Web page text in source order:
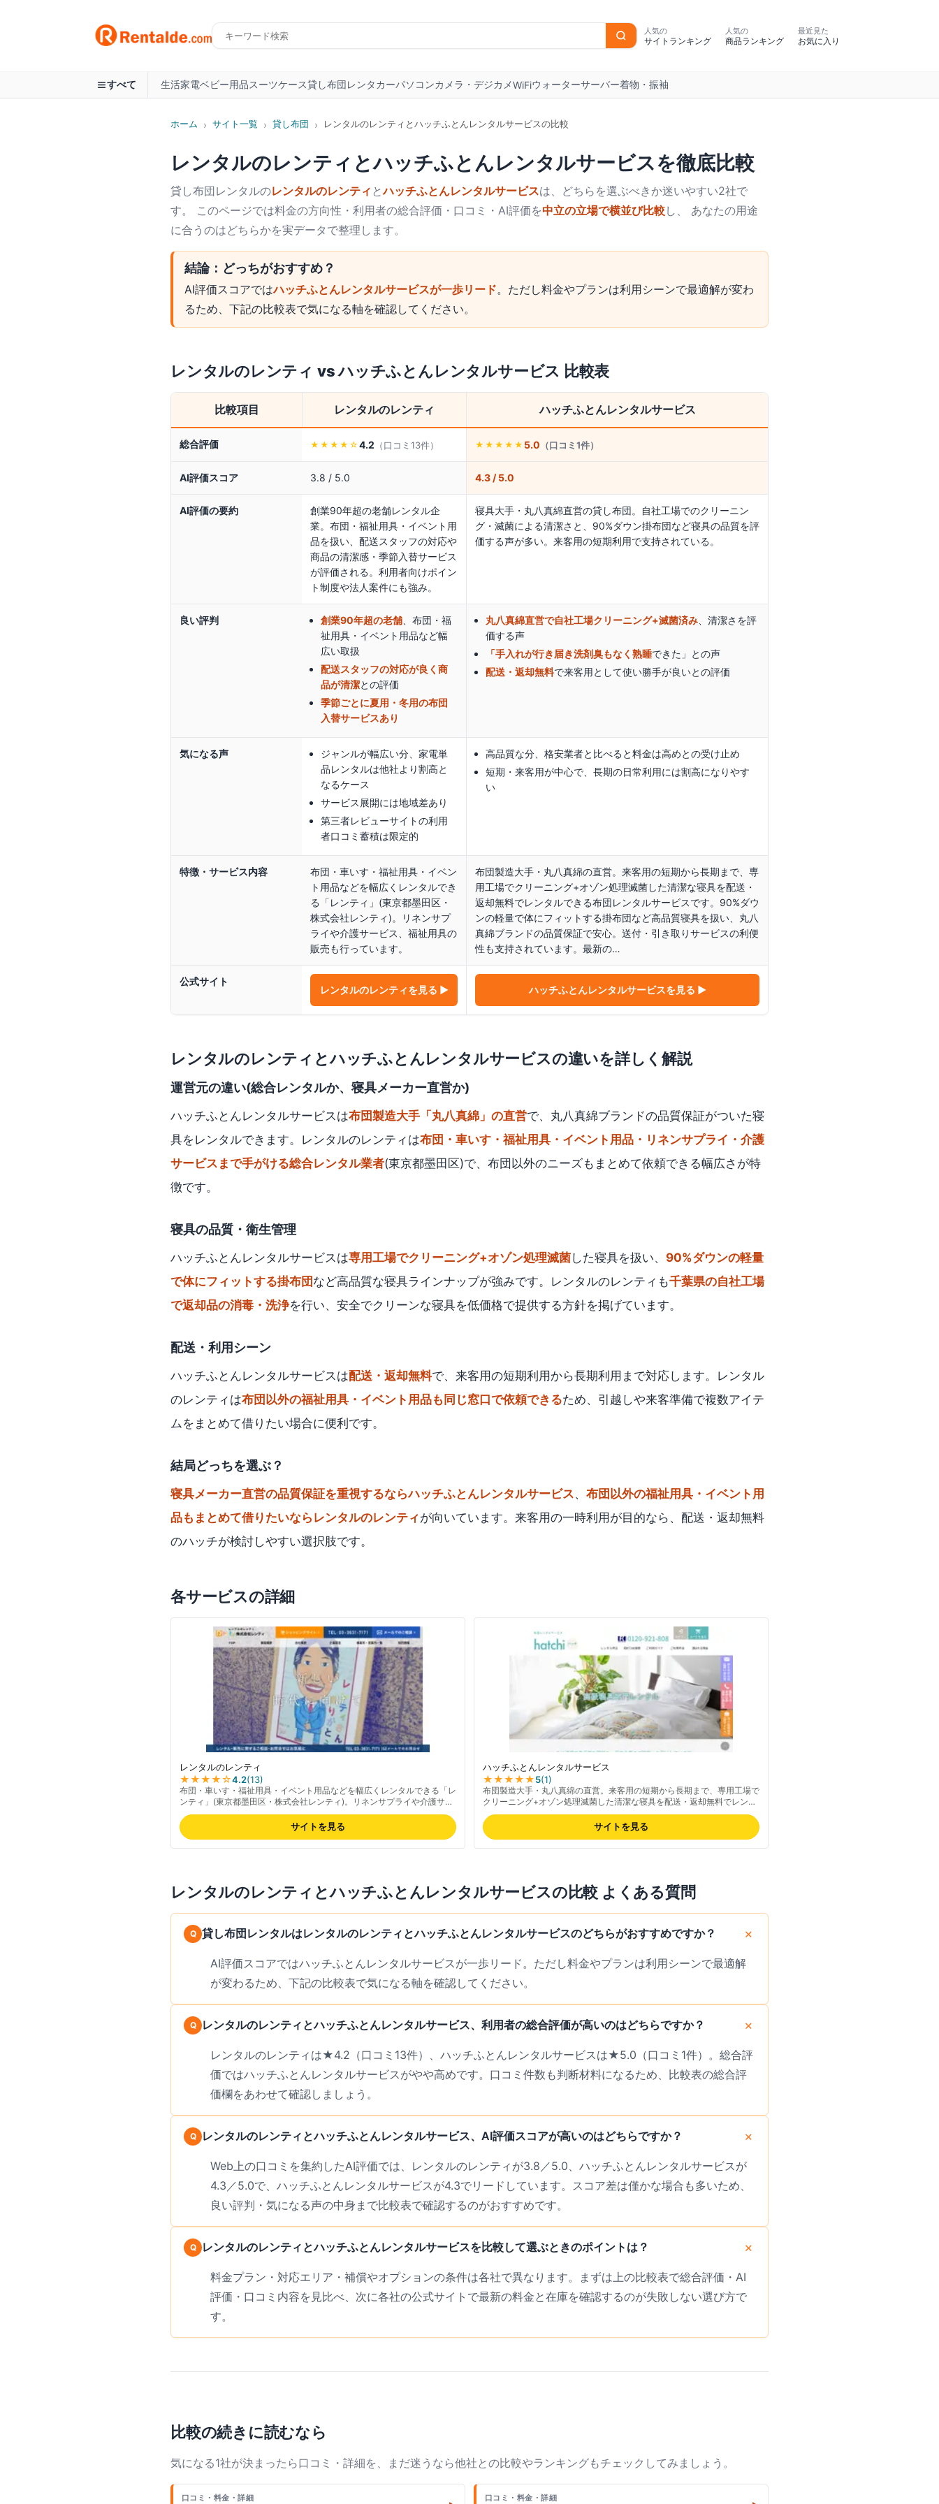
人気の
サイトランキング
人気の
商品ランキング
最近見た
お気に入り
すべて 生活家電ベビー用品スーツケース貸し布団レンタカーパソコンカメラ・デジカメWiFiウォーターサーバー着物・振袖
ホーム › サイト一覧 › 貸し布団 › レンタルのレンティとハッチふとんレンタルサービスの比較
レンタルのレンティ とハッチふとんレンタルサービスを徹底比較
貸し布団 レンタルのレンタルのレンティ とハッチふとんレンタルサービスは、どちらを選ぶべきか迷いやすい2社で
す。 このページでは料金の方向性・利用者の総合評価・口コミ・AI評価を中立の立場で横並び比較し、 あなたの用途
に合うのはどちらかを実データで整理します。
結論：どっちがおすすめ？
AI評価スコアではハッチふとんレンタルサービスが一歩リード。ただし料金やプランは利用シーンで最適解が変わ
るため、下記の比較表で気になる軸を確認してください。
レンタルのレンティ vsハッチふとんレンタルサービス 比較表
比較項目 レンタルのレンティ ハッチふとんレンタルサービス
総合評価 ★★★★ ☆ 4.2 （口コミ 13件） ★★★★★ 5.0 （口コミ1件）
AI評価スコア 3.8 / 5.0 4.3 / 5.0
AI評価の要約
創業90年超の老舗レンタル企
業。布団・福祉用具・イベント用
品を扱い、配送スタッフの対応や
商品の清潔感・季節入替サービス
が評価される。利用者向けポイン
ト制度や法人案件にも強み。
寝具大手・丸八真綿直営の貸し布団。自社工場でのクリーニン
グ・滅菌による清潔さと、90%ダウン掛布団など寝具の品質を評
価する声が多い。来客用の短期利用で支持されている。
良い評判 創業90年超の老舗 、布団・福
祉用具・イベント用品など幅
広い取扱
配送スタッフの対応が良く商
品が清潔との評価
季節ごとに夏用・冬用の布団
入替サービスあり
丸八真綿直営で自社工場クリーニング+滅菌済み 、清潔さを評
価する声
「手入れが行き届き洗剤臭もなく熟睡できた」 との声
配送・返却無料で来客用として使い勝手が良いとの評価
気になる声
ジャンルが幅広い分、家電単
品レンタルは他社より割高と
なるケース
サービス展開には地域差あり
第三者レビューサイトの利用
者口コミ蓄積は限定的
高品質な分、格安業者と比べると料金は高めとの受け止め
短期・来客用が中心で、長期の日常利用には割高になりやす
い
特徴・サービス内容
布団・車いす・福祉用具・イベン
ト用品などを幅広くレンタルでき
る「レンティ」(東京都墨田区・
株式会社レンティ)。リネンサプ
ライや介護サービス、福祉用具の
販売も行っています。
布団製造大手・丸八真綿の直営。来客用の短期から長期まで、専
用工場でクリーニング+オゾン処理滅菌した清潔な寝具を配送・
返却無料でレンタルできる布団レンタルサービスです。90%ダウ
ンの軽量で体にフィットする掛布団など高品質寝具を扱い、丸八
真綿ブランドの品質保証で安心。送付・引き取りサービスの利便
性も支持されています。最新の…
公式サイト
レンタルのレンティを見る ▶ ハッチふとんレンタルサービスを見る ▶
レンタルのレンティ とハッチふとんレンタルサービスの違いを詳しく解説
運営元の違い(総合レンタルか、寝具メーカー直営か)
ハッチふとんレンタルサービスは布団製造大手「丸八真綿」の直営で、丸八真綿ブランドの品質保証がついた寝
具をレンタルできます。レンタルのレンティは布団・車いす・福祉用具・イベント用品・リネンサプライ・介護
サービスまで手がける総合レンタル業者(東京都墨田区)で、布団以外のニーズもまとめて依頼できる幅広さが特
徴です。
寝具の品質・衛生管理
ハッチふとんレンタルサービスは専用工場でクリーニング+オゾン処理滅菌した寝具を扱い、 90%ダウンの軽量
で体にフィットする掛布団 など高品質な寝具ラインナップが強みです。レンタルのレンティも千葉県の自社工場
で返却品の消毒・洗浄を行い、安全でクリーンな寝具を低価格で提供する方針を掲げています。
配送・利用シーン
ハッチふとんレンタルサービスは配送・返却無料で、来客用の短期利用から長期利用まで対応します。レンタル
のレンティは布団以外の福祉用具・イベント用品も同じ窓口で依頼できるため、引越しや来客準備で複数アイテ
ムをまとめて借りたい場合に便利です。
結局どっちを選ぶ？
寝具メーカー直営の品質保証を重視するならハッチふとんレンタルサービス、 布団以外の福祉用具・イベント用
品もまとめて借りたいならレンタルのレンティが向いています。来客用の一時利用が目的なら、配送・返却無料
のハッチが検討しやすい選択肢です。
各サービスの詳細
レンタルのレンティ
★★★★☆4.2(13)
布団・車いす・福祉用具・イベント用品などを幅広くレンタルできる「レ
ンティ」(東京都墨田区・株式会社レンティ)。リネンサプライや介護サー
ビス、福祉用具の販売も行っています。
サイトを見る
ハッチふとんレンタルサービス
★★★★★5(1)
布団製造大手・丸八真綿の直営。来客用の短期から長期まで、専用工場で
クリーニング+オゾン処理滅菌した清潔な寝具を配送・返却無料でレンタ
ルできる布団レンタルサービスです。90%ダウンの軽量で体にフィット
する掛布団など高品質寝具を扱い、丸八真綿ブランドの品質保証で安心。
送付・引き取りサービスの利便性も支持されています。最新の料金は公式
サイトでご確認ください。
サイトを見る
レンタルのレンティ とハッチふとんレンタルサービスの比較 よくある質問
貸し布団レンタルはレンタルのレンティとハッチふとんレンタルサービスのどちらがおすすめですか？
AI評価スコアではハッチふとんレンタルサービスが一歩リード。ただし料金やプランは利用シーンで最適解
が変わるため、下記の比較表で気になる軸を確認してください。
レンタルのレンティとハッチふとんレンタルサービス、利用者の総合評価が高いのはどちらですか？
レンタルのレンティは★4.2（口コミ13件）、ハッチふとんレンタルサービスは★5.0（口コミ1件）。総合評
価ではハッチふとんレンタルサービスがやや高めです。口コミ件数も判断材料になるため、比較表の総合評
価欄をあわせて確認しましょう。
レンタルのレンティとハッチふとんレンタルサービス、AI評価スコアが高いのはどちらですか？
Web上の口コミを集約したAI評価では、レンタルのレンティが3.8／5.0、ハッチふとんレンタルサービスが
4.3／5.0で、ハッチふとんレンタルサービスが4.3でリードしています。スコア差は僅かな場合も多いため、
良い評判・気になる声の中身まで比較表で確認するのがおすすめです。
レンタルのレンティとハッチふとんレンタルサービスを比較して選ぶときのポイントは？
料金プラン・対応エリア・補償やオプションの条件は各社で異なります。まずは上の比較表で総合評価・AI
評価・口コミ内容を見比べ、次に各社の公式サイトで最新の料金と在庫を確認するのが失敗しない選び方で
す。
比較の続きに読むなら
気になる1社が決まったら口コミ・詳細を、まだ迷うなら他社との比較やランキングもチェックしてみましょう。
口コミ・料金・詳細 口コミ・料金・詳細